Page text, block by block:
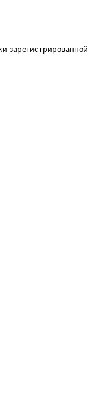
зарегистрированной